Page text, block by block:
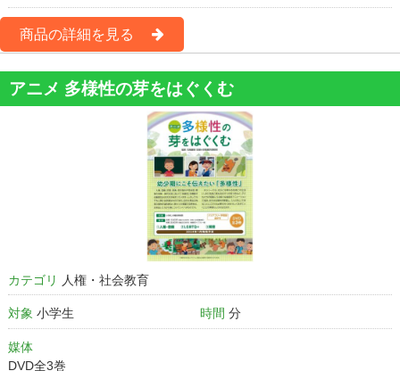
商品の詳細を見る
アニメ 多様性の芽をはぐくむ
カテゴリ 人権・社会教育
対象 小学生 時間 分
媒体
DVD全3巻